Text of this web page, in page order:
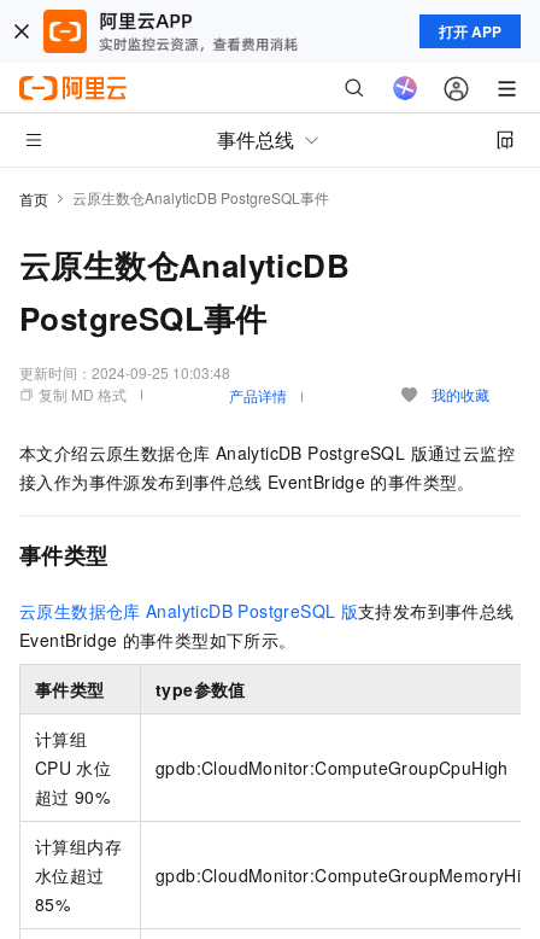
打开 APP
事件总线
首页 云原生数仓AnalyticDB PostgreSQL事件
云原生数仓AnalyticDB
PostgreSQL事件
更新时间： 2024-09-25 10:03:48
复制 MD 格式
产品详情 我的收藏
本文介绍云原生数据仓库 AnalyticDB PostgreSQL 版通过云监控
接入作为事件源发布到事件总线 EventBridge 的事件类型。
事件类型
云原生数据仓库 AnalyticDB PostgreSQL 版支持发布到事件总线
EventBridge 的事件类型如下所示。
事件类型 type参数值
计算组
CPU 水位
超过 90%
gpdb:CloudMonitor:ComputeGroupCpuHigh
计算组内存
水位超过
85%
gpdb:CloudMonitor:ComputeGroupMemoryHigh